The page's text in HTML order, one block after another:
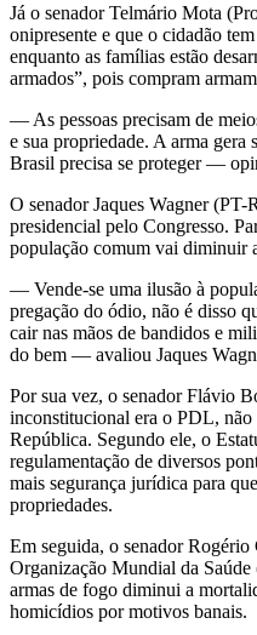
Já o senador Telmário Mota
onipresente e que o cidadão
enquanto as famílias estão
armados”, pois compram
— As pessoas precisam de
e sua propriedade. A arma gera
Brasil precisa se proteger —
O senador Jaques Wagner (PT-
presidencial pelo Congresso.
população comum vai diminuir
— Vende-se uma ilusão à
pregação do ódio, não é disso
cair nas mãos de bandidos e
do bem — avaliou Jaques
Por sua vez, o senador Flávio
inconstitucional era o PDL, não
República. Segundo ele, o
regulamentação de diversos
mais segurança jurídica para
propriedades.
Em seguida, o senador
Organização Mundial da
armas de fogo diminui a
homicídios por motivos banais.